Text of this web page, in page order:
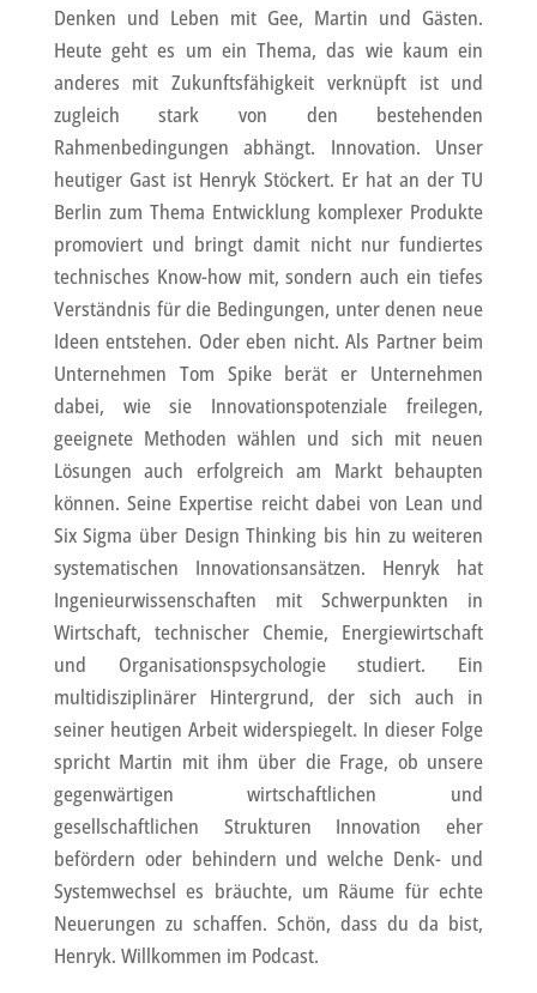
Denken und Leben mit Gee, Martin und Gästen.
Heute geht es um ein Thema, das wie kaum ein
anderes mit Zukunftsfähigkeit verknüpft ist und
zugleich stark von den bestehenden
Rahmenbedingungen abhängt. Innovation. Unser
heutiger Gast ist Henryk Stöckert. Er hat an der TU
Berlin zum Thema Entwicklung komplexer Produkte
promoviert und bringt damit nicht nur fundiertes
technisches Know-how mit, sondern auch ein tiefes
Verständnis für die Bedingungen, unter denen neue
Ideen entstehen. Oder eben nicht. Als Partner beim
Unternehmen Tom Spike berät er Unternehmen
dabei, wie sie Innovationspotenziale freilegen,
geeignete Methoden wählen und sich mit neuen
Lösungen auch erfolgreich am Markt behaupten
können. Seine Expertise reicht dabei von Lean und
Six Sigma über Design Thinking bis hin zu weiteren
systematischen Innovationsansätzen. Henryk hat
Ingenieurwissenschaften mit Schwerpunkten in
Wirtschaft, technischer Chemie, Energiewirtschaft
und Organisationspsychologie studiert. Ein
multidisziplinärer Hintergrund, der sich auch in
seiner heutigen Arbeit widerspiegelt. In dieser Folge
spricht Martin mit ihm über die Frage, ob unsere
gegenwärtigen wirtschaftlichen und
gesellschaftlichen Strukturen Innovation eher
befördern oder behindern und welche Denk- und
Systemwechsel es bräuchte, um Räume für echte
Neuerungen zu schaffen. Schön, dass du da bist,
Henryk. Willkommen im Podcast.